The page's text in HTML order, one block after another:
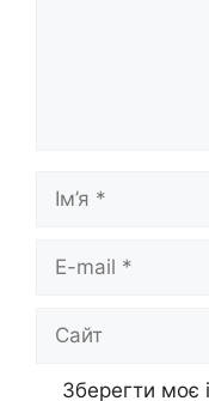
Ім’я
Сайт
Зберегти моє